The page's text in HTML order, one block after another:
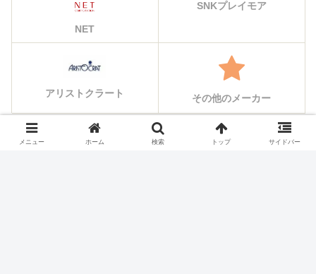
NET
SNKプレイモア
アリストクラート その他のメーカー
メニュー ホーム 検索 トップ サイドバー